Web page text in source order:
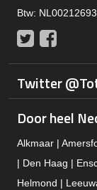
Btw:
Twitter
Twitter
Door heel
Alkmaar |
| Den Haag |
Helmond |